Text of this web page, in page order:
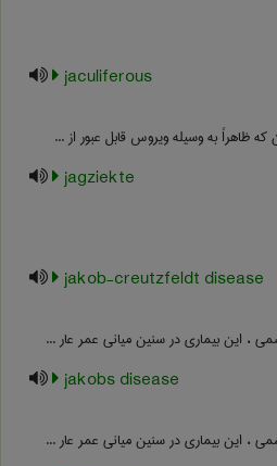
jaculiferous
ظاهراً به وسیله ویروس قابل عبور از ...
jagziekte
jakob-creutzfeldt disease
، این بیماری در سنین میانی عمر عار ...
jakobs disease
، این بیماری در سنین میانی عمر عار ...